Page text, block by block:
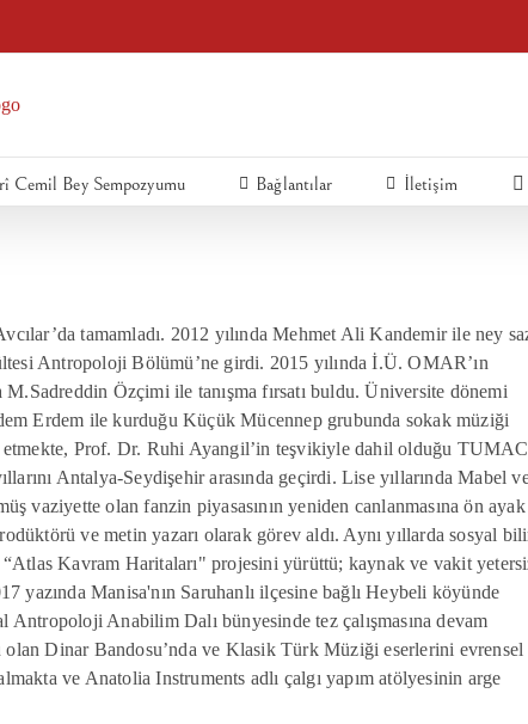
Cemil Bey Sempozyumu Bağlantılar İletişim
tamamladı. 2012 yılında Mehmet Ali Kandemir ile ney
Antropoloji Bölümü’ne girdi. 2015 yılında İ.Ü. OMAR’ın
Özçimi ile tanışma fırsatı buldu. Üniversite dönemi
Erdem ile kurduğu Küçük Mücennep grubunda sokak müziği
Prof. Dr. Ruhi Ayangil’in teşvikiyle dahil olduğu
Antalya-Seydişehir arasında geçirdi. Lise yıllarında Mabel
vaziyette olan fanzin piyasasının yeniden canlanmasına ön
ve metin yazarı olarak görev aldı. Aynı yıllarda sosyal
Kavram Haritaları" projesini yürüttü; kaynak ve vakit
yazında Manisa'nın Saruhanlı ilçesine bağlı Heybeli köyünde
Anabilim Dalı bünyesinde tez çalışmasına devam
Dinar Bandosu’nda ve Klasik Türk Müziği eserlerini evrensel
ve Anatolia Instruments adlı çalgı yapım atölyesinin arge